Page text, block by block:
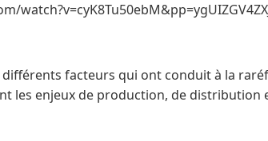
différents facteurs qui ont conduit à la
les enjeux de production, de distribution